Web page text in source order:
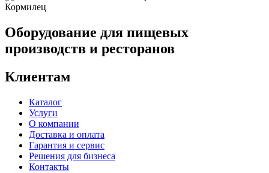
Оборудование для пищевых
производств и ресторанов
Клиентам
Каталог
Услуги
О компании
Доставка и оплата
Гарантия и сервис
Решения для бизнеса
Контакты